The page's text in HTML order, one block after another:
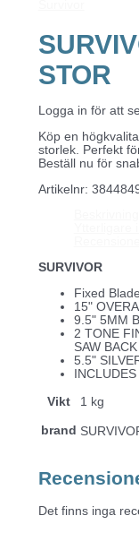
STOR
Logga in för att
Köp en
storlek. Perfekt
Beställ nu för
Artikelnr:
SURVIVOR
Fixed
15"
9.5" 5MM
2 TONE
SAW BACK
5.5"
Vikt 1 kg
brand
Det finns inga